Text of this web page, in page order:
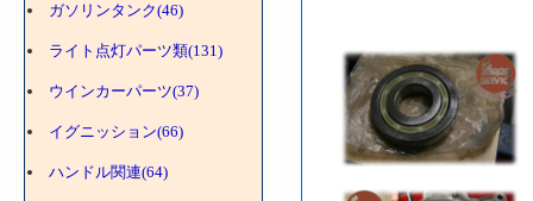
ガソリンタンク(46)
ライト点灯パーツ類(131)
ウインカーパーツ(37)
イグニッション(66)
ハンドル関連(64)